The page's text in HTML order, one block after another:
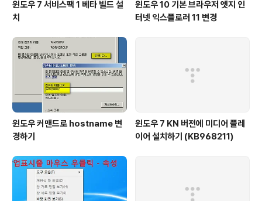
윈도우 7 서비스팩 1 베타 빌드 설
치
윈도우 10 기본 브라우저 엣지 인
터넷 익스플로러 11 변경
윈도우 커맨드로 hostname 변
경하기
윈도우 7 KN 버전에 미디어 플레
이어 설치하기 (KB968211)